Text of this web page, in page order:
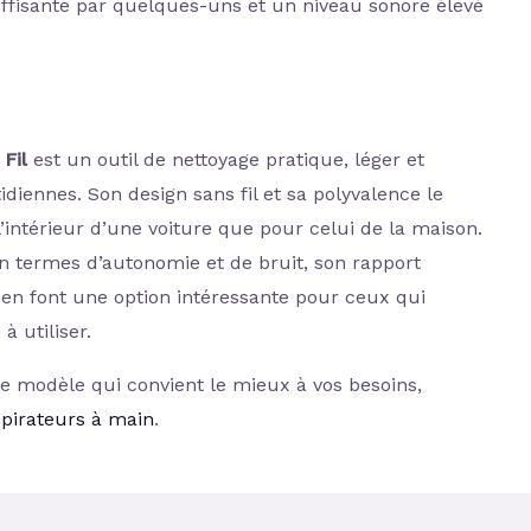
par quelques-uns et un niveau sonore élevé
Filest un outil de nettoyage pratique, léger et
Son design sans fil et sa polyvalence le
d’une voiture que pour celui de la maison.
termes d’autonomie et de bruit, son rapport
font une option intéressante pour ceux qui
à utiliser.
modèle qui convient le mieux à vos besoins,
à main.